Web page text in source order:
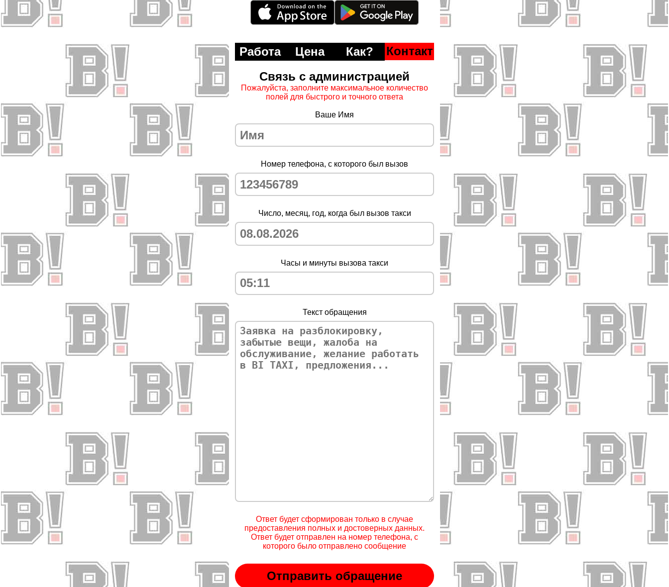
Работа Цена Как?
Контакт
Связь с администрацией
Пожалуйста, заполните максимальное количество
полей для быстрого и точного ответа
Ваше Имя
Номер телефона, с которого был вызов
Число, месяц, год, когда был вызов такси
Часы и минуты вызова такси
Текст обращения
Ответ будет сформирован только в случае
предоставления полных и достоверных данных.
Ответ будет отправлен на номер телефона, с
которого было отправлено сообщение